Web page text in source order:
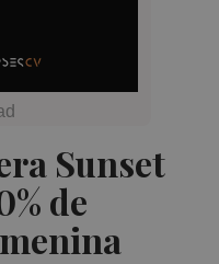
Sunset
de